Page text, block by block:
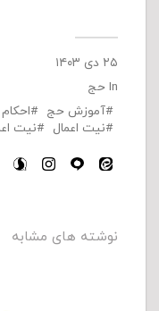
۲۵ دی ۱۴۰۳
In حج
آموزش حج
نیت اعمال
نیت
نوشته های مشابه